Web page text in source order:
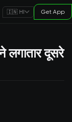
🇮🇳 HI Get App
दूसरे